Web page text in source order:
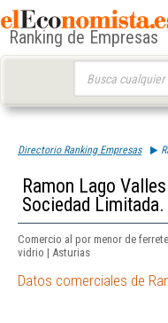
Ranking de Empresas
Directorio Ranking Empresas
Ramon Lago Valles
Sociedad Limitada.
Comercio al por menor de
vidrio | Asturias
Datos comerciales de